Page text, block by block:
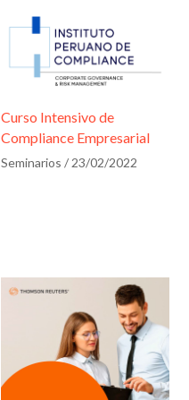
Curso Intensivo de
Compliance Empresarial
Seminarios / 23/02/2022